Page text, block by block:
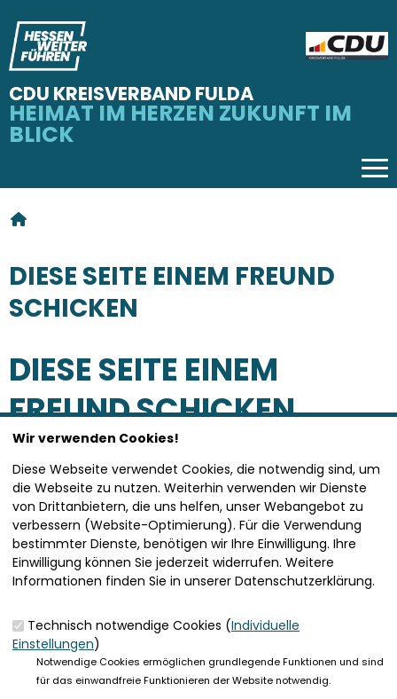
CDU KREISVERBAND FULDA
HEIMAT IM HERZEN ZUKUNFT IM
BLICK
SIE SIND HIER
DIESE SEITE EINEM FREUND
SCHICKEN
DIESE SEITE EINEM
FREUND SCHICKEN
SEITE VERSENDEN
Vielen Dank, dass Sie die Inhalte unserer Homepage
weiterempfehlen.
Anmerkung: Ihre E-Mail-Adresse wird benötigt um die
Personen, denen Sie die Seite weiterempfehlen, zu
kein Spam ist.
Das mit * gekennzeichnete Feld ist ein Pflichtfeld.
Eigene E-Mail-Adresse *
Wir verwenden Cookies!
Diese Webseite verwendet Cookies, die notwendig sind, um
die Webseite zu nutzen. Weiterhin verwenden wir Dienste
von Drittanbietern, die uns helfen, unser Webangebot zu
verbessern (Website-Optimierung). Für die Verwendung
bestimmter Dienste, benötigen wir Ihre Einwilligung. Ihre
Einwilligung können Sie jederzeit widerrufen. Weitere
Informationen finden Sie in unserer Datenschutzerklärung.
Technisch notwendige Cookies (Individuelle
Einstellungen)
Notwendige Cookies ermöglichen grundlegende Funktionen und sind
für das einwandfreie Funktionieren der Website notwendig.